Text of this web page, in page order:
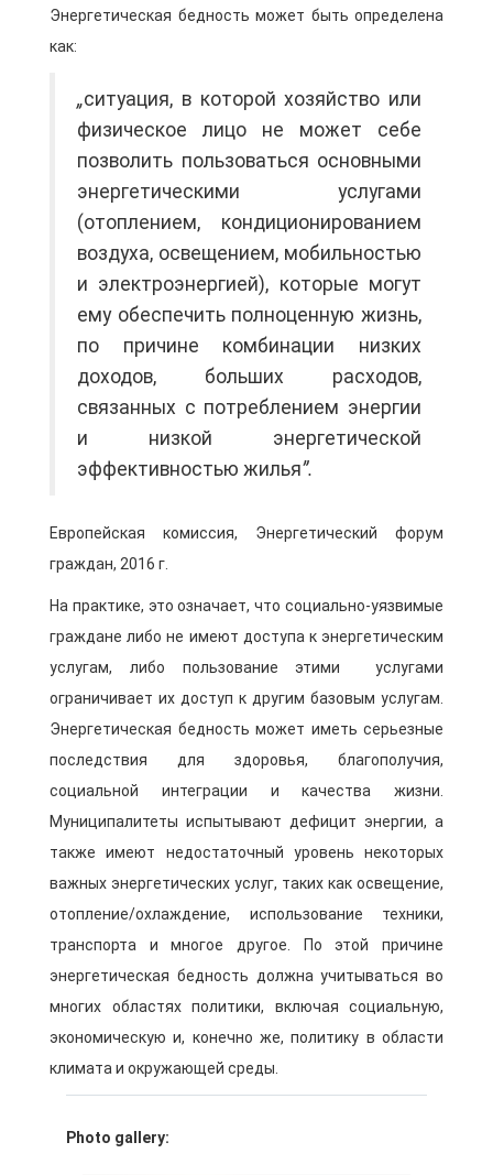
Энергетическая бедность может быть определена
как:
„ситуация, в которой хозяйство или
физическое лицо не может себе
позволить пользоваться основными
энергетическими услугами
(отоплением, кондиционированием
воздуха, освещением, мобильностью
и электроэнергией), которые могут
ему обеспечить полноценную жизнь,
по причине комбинации низких
доходов, больших расходов,
связанных с потреблением энергии
и низкой энергетической
эффективностью жильяˮ.
Европейская комиссия, Энергетический форум
граждан, 2016 г.
На практике, это означает, что социально-уязвимые
граждане либо не имеют доступа к энергетическим
услугам, либо пользование этими услугами
ограничивает их доступ к другим базовым услугам.
Энергетическая бедность может иметь серьезные
последствия для здоровья, благополучия,
социальной интеграции и качества жизни.
Муниципалитеты испытывают дефицит энергии, а
также имеют недостаточный уровень некоторых
важных энергетических услуг, таких как освещение,
отопление/охлаждение, использование техники,
транспорта и многое другое. По этой причине
энергетическая бедность должна учитываться во
многих областях политики, включая социальную,
экономическую и, конечно же, политику в области
климата и окружающей среды.
Photo gallery: